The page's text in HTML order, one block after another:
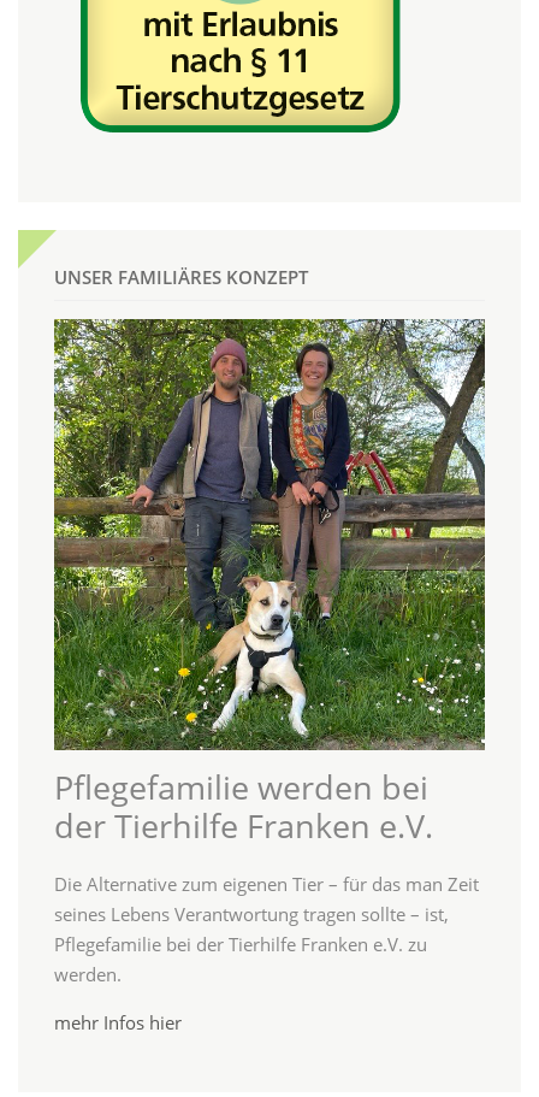
UNSER FAMILIÄRES KONZEPT
Pflegefamilie werden bei
der Tierhilfe Franken e.V.
Die Alternative zum eigenen Tier – für das man Zeit
seines Lebens Verantwortung tragen sollte – ist,
Pflegefamilie bei der Tierhilfe Franken e.V. zu
werden.
mehr Infos hier